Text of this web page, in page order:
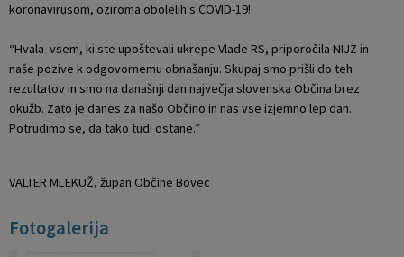
koronavirusom, oziroma obolelih s COVID-19!
“Hvala vsem, ki ste upoštevali ukrepe Vlade RS, priporočila NIJZ in
naše pozive k odgovornemu obnašanju. Skupaj smo prišli do teh
rezultatov in smo na današnji dan največja slovenska Občina brez
okužb. Zato je danes za našo Občino in nas vse izjemno lep dan.
Potrudimo se, da tako tudi ostane.”
VALTER MLEKUŽ, župan Občine Bovec
Fotogalerija